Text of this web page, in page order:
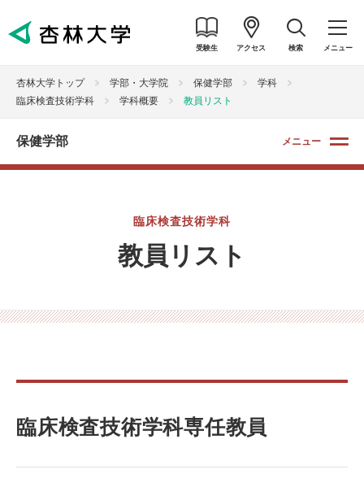
受験生 アクセス 検索 メニュー
杏林大学トップ 学部・大学院 保健学部
学科
臨床検査技術学科
学科概要 教員リスト
保健学部 メニュー
臨床検査技術学科
教員リスト
臨床検査技術学科専任教員